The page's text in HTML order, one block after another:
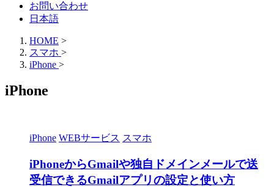
お問い合わせ
日本語
HOME >
スマホ >
iPhone >
iPhone
iPhone WEBサービス スマホ
iPhoneからGmailや独自ドメインメールで送
受信できるGmailアプリの設定と使い方